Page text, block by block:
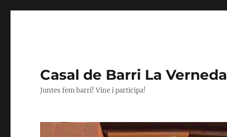
Casal de Barri La Verneda
Juntes fem barri! Vine i participa!